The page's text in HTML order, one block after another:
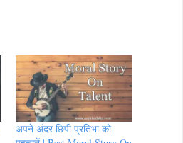
अपने अंदर छिपी प्रतिभा को